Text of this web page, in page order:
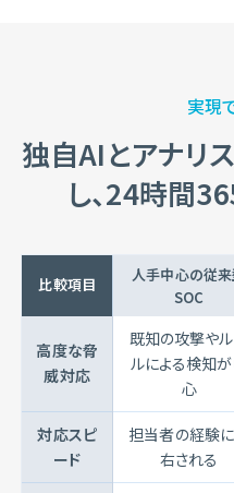
実現
独自AIとアナリ
し、24時間
比較項目
人手中心の従
SOC
高度な脅
威対応
既知の攻撃や
ルによる検知
心
対応スピ
ード
担当者の経験
右される